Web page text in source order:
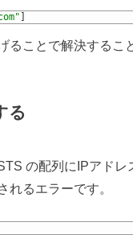
ことで解決するこ
る
の配列にIPアド
れるエラーです。